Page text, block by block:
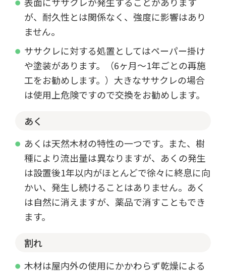
が、耐久性とは関係なく、強度に影響はあり
ません。
ササクレに対する処置としてはペーパー掛け
や塗装があります。（6ヶ月～1年ごとの再施
工をお勧めします。）大きなササクレの場合
は使用上危険ですので交換をお勧めします。
あく
あくは天然木材の特性の一つです。また、樹
種により流出量は異なりますが、あくの発生
は設置後1年以内がほとんどで徐々に終息に向
かい、発生し続けることはありません。あく
は自然に消えますが、薬品で消すこともでき
ます。
割れ
木材は屋内外の使用にかかわらず乾燥による